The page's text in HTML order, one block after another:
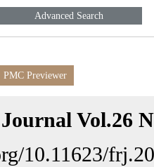
Advanced Search
PMC Previewer
Vol.26
10.11623/